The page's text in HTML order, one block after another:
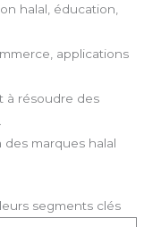
halal, éducation,
applications
à résoudre des
des marques halal
segments clés